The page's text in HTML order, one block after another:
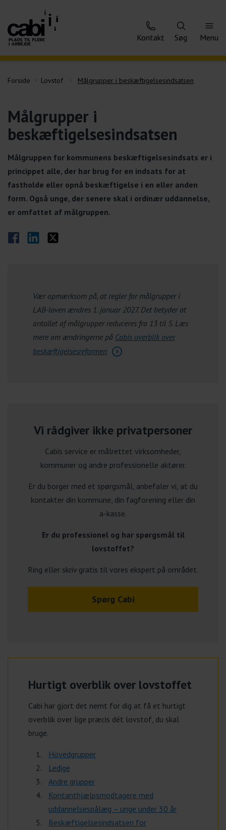
Kontakt Søg Menu
Forside Lovstof Målgrupper i beskæftigelsesindsatsen
Målgrupper i
beskæftigelsesindsatsen
Målgruppen for kommunens beskæftigelsesindsats er i
princippet alle, der har brug for en indsats for at
fastholde eller opnå beskæftigelse i en eller anden
form. Også unge, der senere skal i ordinær uddannelse,
er omfattet af målgruppen.
Del på Facebook
Del på LinkedIn
Del på Twitter
Vær opmærksom på, at regler for målgrupper i
LAB-loven ændres 1. januar 2027. Det betyder at
antallet af målgrupper reduceres fra 13 til 5. Læs
mere om ændringerne på Cabis overblik over
beskæftigelsesreformen
Vi rådgiver ikke privatpersoner
Cabis service er målrettet virksomheder,
kommuner og andre professionelle aktører.
Er du borger med et spørgsmål, anbefaler vi, at du
kontakter din kommune, din fagforening eller din
a-kasse.
Er du professionel og har spørgsmål til
lovstoffet?
Ring eller skriv gratis til vores ekspert på området.
Spørg Cabi
Hurtigt overblik over lovstoffet
Cabi har gjort det nemt for dig at få et hurtigt
overblik over lige præcis dét lovstof, du skal
bruge.
Hovedgrupper
Ledige
Andre grupper
Kontanthjælpsmodtagere med
uddannelsespålæg – unge under 30 år
Beskæftigelsesindsatsen for